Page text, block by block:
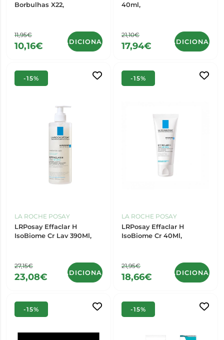
Borbulhas X22,
11,95€
10,16€ ADICIONAR
40ml,
21,10€
17,94€ ADICIONAR
-15%
LA ROCHE POSAY
LRPosay Effaclar H
IsoBiome Cr Lav 390Ml,
27,15€
23,08€ ADICIONAR
-15%
LA ROCHE POSAY
LRPosay Effaclar H
IsoBiome Cr 40Ml,
21,95€
18,66€ ADICIONAR
-15% -15%